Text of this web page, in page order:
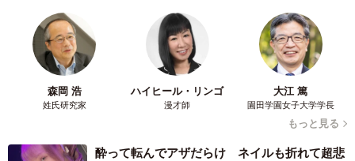
森岡 浩
姓氏研究家
ハイヒール・リンゴ
漫才師
大江 篤
園田学園女子大学学長
もっと見る
酔って転んでアザだらけ ネイルも折れて超悲